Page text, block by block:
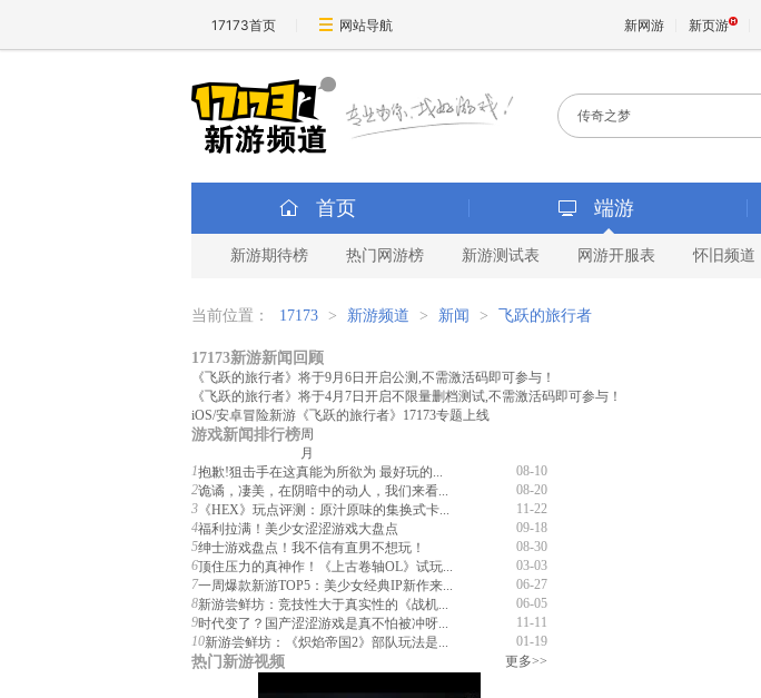
17173首页 网站导航 新网游 新页游
首页 端游
新游期待榜 热门网游榜 新游测试表 网游开服表 怀旧频道
当前位置： 17173 > 新游频道 > 新闻 > 飞跃的旅行者
17173新游新闻回顾
《飞跃的旅行者》将于9月6日开启公测,不需激活码即可参与！
《飞跃的旅行者》将于4月7日开启不限量删档测试,不需激活码即可参与！
iOS/安卓冒险新游《飞跃的旅行者》17173专题上线
游戏新闻排行榜周
月
1
08-10
抱歉!狙击手在这真能为所欲为 最好玩的...
2
08-20
诡谲，凄美，在阴暗中的动人，我们来看...
3
11-22
《HEX》玩点评测：原汁原味的集换式卡...
4
09-18
福利拉满！美少女涩涩游戏大盘点
5
08-30
绅士游戏盘点！我不信有直男不想玩！
6
03-03
顶住压力的真神作！《上古卷轴OL》试玩...
7
06-27
一周爆款新游TOP5：美少女经典IP新作来...
8
06-05
新游尝鲜坊：竞技性大于真实性的《战机...
9
11-11
时代变了？国产涩涩游戏是真不怕被冲呀...
10
01-19
新游尝鲜坊：《炽焰帝国2》部队玩法是...
热门新游视频 更多>>